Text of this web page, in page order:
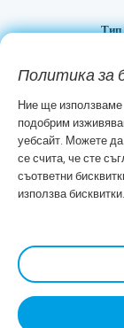
Тип
4K
Политика за
Ние ще използваме
подобрим
уебсайт. Можете
се счита, че сте
съответни
използва бисквитки.